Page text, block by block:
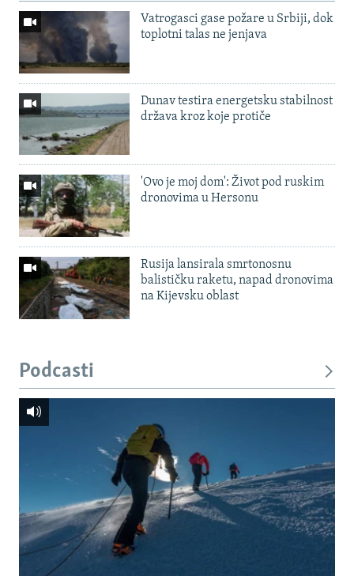
Vatrogasci gase požare u Srbiji, dok
toplotni talas ne jenjava
Dunav testira energetsku stabilnost
država kroz koje protiče
'Ovo je moj dom': Život pod ruskim
dronovima u Hersonu
Rusija lansirala smrtonosnu
balističku raketu, napad dronovima
na Kijevsku oblast
Podcasti